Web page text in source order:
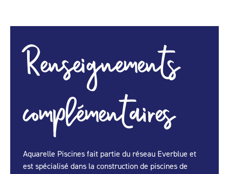
Renseignements
complémentaires
Aquarelle Piscines fait partie du réseau Everblue et
est spécialisé dans la construction de piscines de